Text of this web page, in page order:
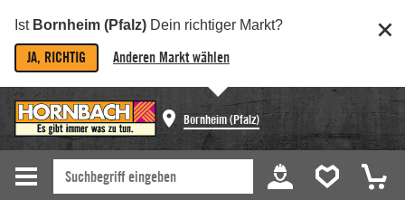
Ist Bornheim (Pfalz) Dein richtiger Markt?
JA, RICHTIG Anderen Markt wählen
Bornheim (Pfalz)